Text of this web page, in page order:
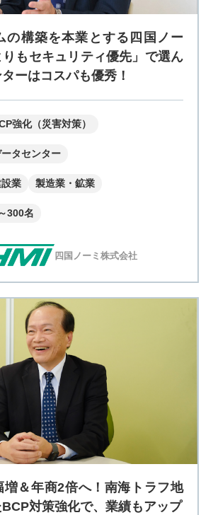
の構築を本業とする四国ノー
りもセキュリティ優先」で選ん
ーはコスパも優秀！
強化（災害対策）
タセンター
業 製造業・鉱業
300名
四国ノーミ株式会社
増＆年商2倍へ！南海トラフ地
対策強化で、業績もアップ